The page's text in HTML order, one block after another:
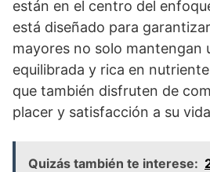
están en el centro del
está diseñado para
mayores no solo mantengan
equilibrada y rica en
que también disfruten de
placer y satisfacción a su
Quizás también te interese: